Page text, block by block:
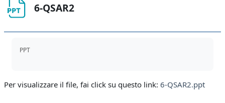
6-QSAR2
PPT
Per visualizzare il file, fai click su questo link: 6-QSAR2.ppt